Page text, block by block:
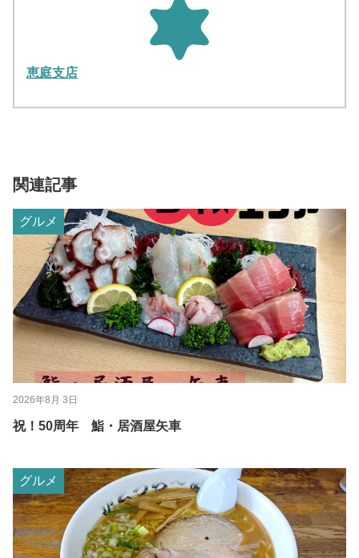
恵庭支店
関連記事
グルメ
2026年8月 3日
祝！50周年 鮨・居酒屋矢車
グルメ